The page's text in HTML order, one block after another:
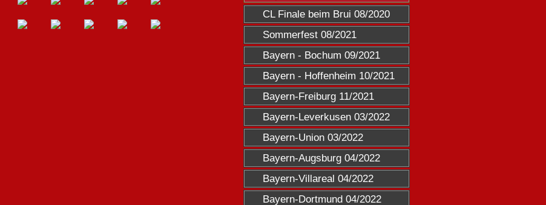
CL Finale beim Brui 08/2020
Sommerfest 08/2021
Bayern - Bochum 09/2021
Bayern - Hoffenheim 10/2021
Bayern-Freiburg 11/2021
Bayern-Leverkusen 03/2022
Bayern-Union 03/2022
Bayern-Augsburg 04/2022
Bayern-Villareal 04/2022
Bayern-Dortmund 04/2022